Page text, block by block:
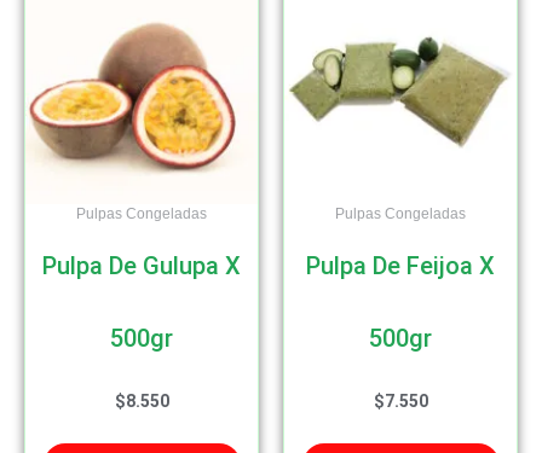
Pulpas Congeladas
Pulpa De Gulupa X
500gr
$8.550
Pulpas Congeladas
Pulpa De Feijoa X
500gr
$7.550